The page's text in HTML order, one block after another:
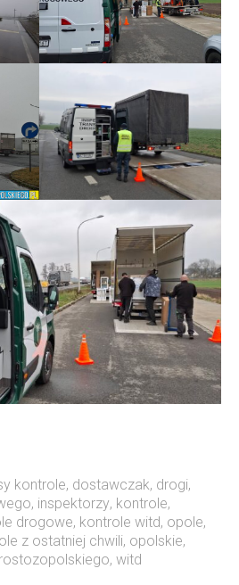
kontrole, dostawczak, drogi,
, inspektorzy, kontrole,
drogowe, kontrole witd, opole,
z ostatniej chwili, opolskie,
, witd